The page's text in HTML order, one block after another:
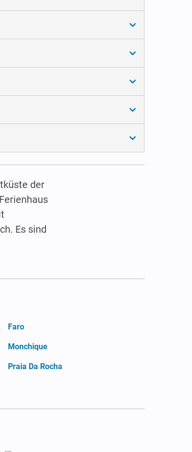
der
Es sind
Faro
Monchique
Praia Da Rocha